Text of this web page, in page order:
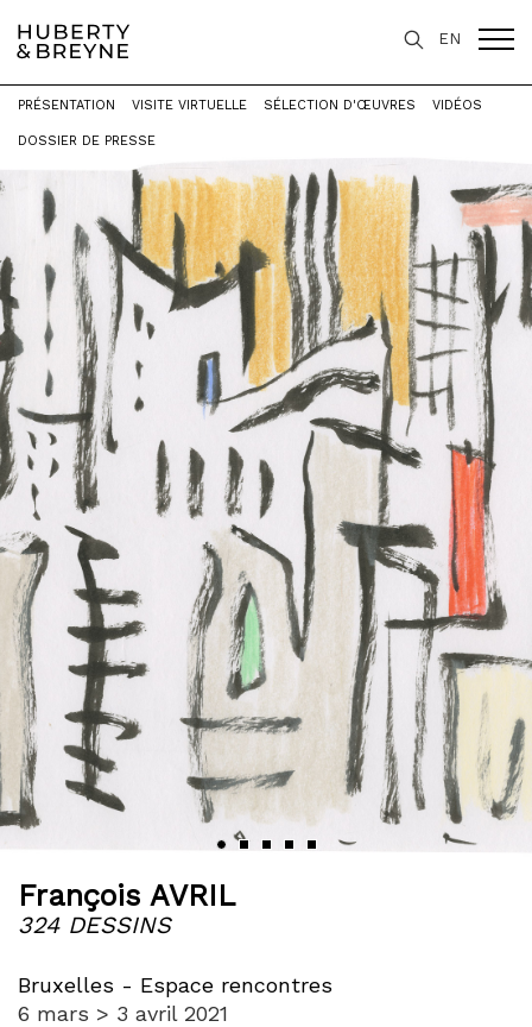
EN
Accueil > Expositions > 324 DESSINS
François AVRIL
324 DESSINS
Bruxelles - Espace rencontres
6 mars > 3 avril 2021
PRÉSENTATION VISITE VIRTUELLE SÉLECTION D'ŒUVRES VIDÉOS
DOSSIER DE PRESSE